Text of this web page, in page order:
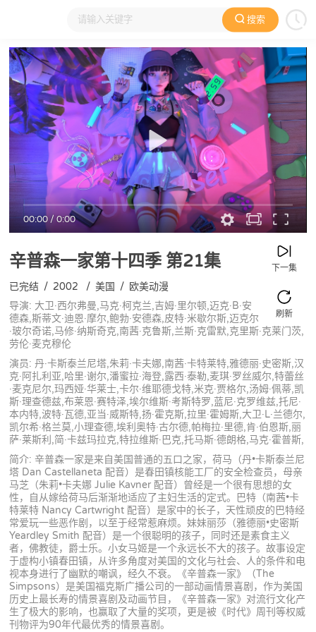
搜索
大家在看 日本动漫 国产动漫 欧美动漫 动漫电影
00:00/0:00
辛普森一家第十四季第21集 下一集
刷新
已完结 / 2002 / 美国 / 欧美动漫
导演: 大卫·西尔弗曼,马克·柯克兰,吉姆·里尔顿,迈克·B·安
德森,斯蒂文·迪恩·摩尔,鲍勃·安德森,皮特·米歇尔斯,迈克尔
·玻尔奇诺,马修·纳斯奇克,南茜·克鲁斯,兰斯·克雷默,克里斯·克莱门茨,
劳伦·麦克穆伦
演员: 丹·卡斯泰兰尼塔,朱莉·卡夫娜,南茜·卡特莱特,雅德丽·史密斯,汉
克·阿扎利亚,哈里·谢尔,潘蜜拉·海登,露西·泰勒,麦琪·罗丝威尔,特蕾丝
·麦克尼尔,玛西娅·华莱士,卡尔·维耶德戈特,米克·贾格尔,汤姆·佩蒂,凯
斯·理查德兹,布莱恩·赛特泽,埃尔维斯·考斯特罗,蓝尼·克罗维兹,托尼·
本内特,波特·瓦德,亚当·威斯特,扬·霍克斯,拉里·霍姆斯,大卫·L·兰德尔,
凯尔希·格兰莫,小理查德,埃利奥特·古尔德,帕梅拉·里德,肯·伯恩斯,丽
萨·莱斯利,简·卡兹玛拉克,特拉维斯·巴克,托马斯·德朗格,马克·霍普斯,
简介: 辛普森一家是来自美国普通的五口之家，荷马（丹•卡斯泰兰尼
塔 Dan Castellaneta 配音）是春田镇核能工厂的安全检查员，母亲
马芝（朱莉•卡夫娜 Julie Kavner 配音）曾经是一个很有思想的女
性，自从嫁给荷马后渐渐地适应了主妇生活的定式。巴特（南茜•卡
特莱特 Nancy Cartwright 配音）是家中的长子，天性顽皮的巴特经
常爱玩一些恶作剧，以至于经常惹麻烦。妹妹丽莎（雅德丽•史密斯
Yeardley Smith 配音）是一个很聪明的孩子，同时还是素食主义
者，佛教徒，爵士乐。小女马姬是一个永远长不大的孩子。故事设定
于虚构小镇春田镇，从许多角度对美国的文化与社会、人的条件和电
视本身进行了幽默的嘲讽，经久不衰。《辛普森一家》（The
Simpsons）是美国福克斯广播公司的一部动画情景喜剧，作为美国
历史上最长寿的情景喜剧及动画节目，《辛普森一家》对流行文化产
生了极大的影响，也赢取了大量的奖项，更是被《时代》周刊等权威
刊物评为90年代最优秀的情景喜剧。